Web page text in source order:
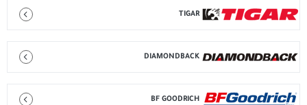
TIGAR
DIAMONDBACK
BF GOODRICH